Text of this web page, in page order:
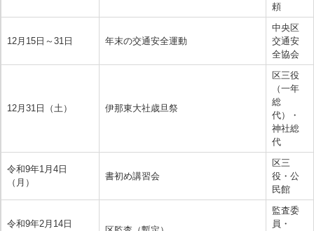
頼
12月15日～31日 年末の交通安全運動
中央区
交通安
全協会
12月31日（土） 伊那東大社歳旦祭
区三役
（一年
総
代）・
神社総
代
令和9年1月4日
（月）
書初め講習会
区三
役・公
民館
令和9年2月14日
監査委
員・